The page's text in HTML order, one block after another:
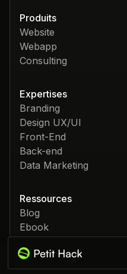
Produits
Produits
Website
Webapp
Consulting
Expertises
Branding
Design UX/UI
Front-End
Back-end
Data Marketing
Ressources
Blog
Ebook
Agence Webflow
Formation Google Ads
Tutos Figma